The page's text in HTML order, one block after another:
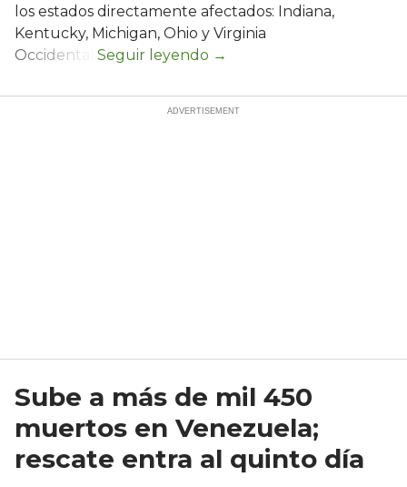
los estados directamente afectados: Indiana,
Kentucky, Michigan, Ohio y Virginia
Occidental.
Sube a más de mil 450
muertos en Venezuela;
rescate entra al quinto día